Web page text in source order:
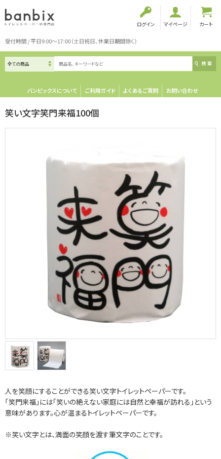
ログイン マイページ カート
受付時間 / 平日9:00～17:00（土日祝日、休業日期間除く）
検索
バンビックスについて ご利用ガイド よくあるご質問 お問い合わせ
笑い文字笑門来福100個
人を笑顔にすることができる笑い文字トイレットペーパーです。
「笑門来福」には「笑いの絶えない家庭には自然と幸福が訪れる」という
意味があります。心が温まるトイレットペーパーです。
※笑い文字とは、満面の笑顔を渡す筆文字のことです。